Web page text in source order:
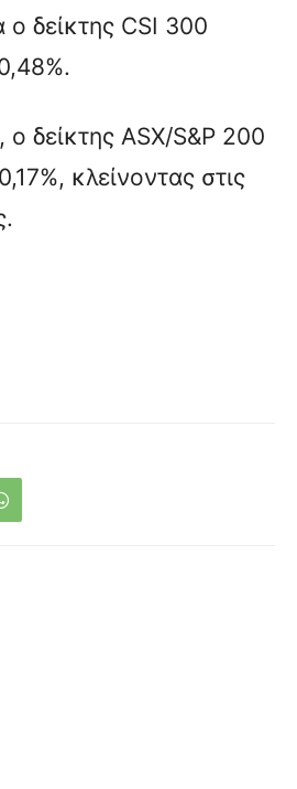
ο δείκτης CSI 300
ο δείκτης ASX/S&P 200
κλείνοντας στις